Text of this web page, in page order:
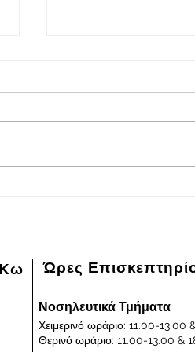
Πρόγραμμα
08/08/2026 και
Κω Ώρες
Νοσηλευτικά Τμήματα
Χειμερινό ωράριο: 11.00-13.00
Θερινό ωράριο: 11.00-13.00 &